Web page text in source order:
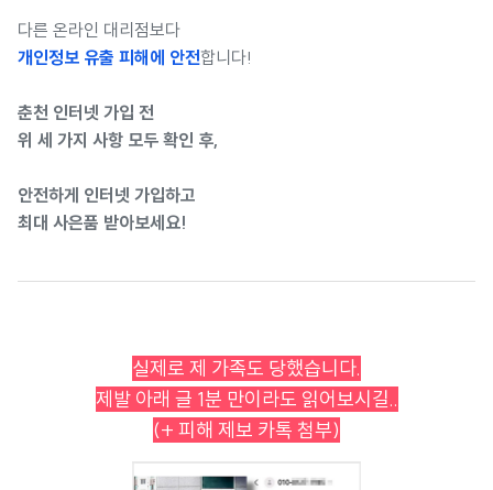
다른 온라인 대리점보다
개인정보 유출 피해에 안전합니다!
춘천 인터넷 가입 전
위 세 가지 사항 모두 확인 후,
안전하게 인터넷 가입하고
최대 사은품 받아보세요!
실제로 제 가족도 당했습니다.
제발 아래 글 1분 만이라도 읽어보시길..
(+ 피해 제보 카톡 첨부)